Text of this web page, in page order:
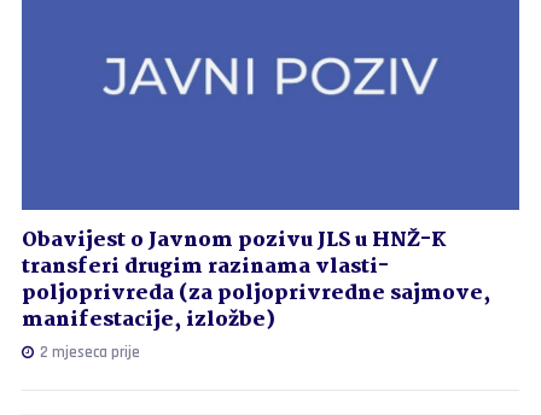
Obavijest o Javnom pozivu JLS u HNŽ-K
transferi drugim razinama vlasti-
poljoprivreda (za poljoprivredne sajmove,
manifestacije, izložbe)
2 mjeseca prije